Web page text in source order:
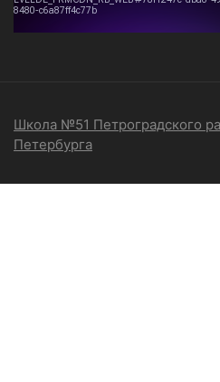
Школа №51 Петроградского
Петербурга